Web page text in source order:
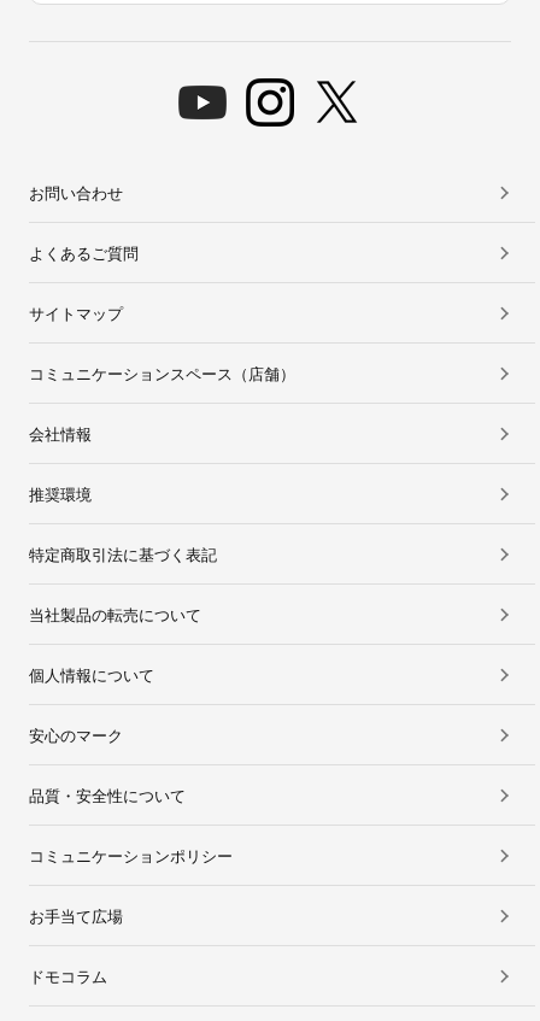
お問い合わせ
よくあるご質問
サイトマップ
コミュニケーションスペース（店舗）
会社情報
推奨環境
特定商取引法に基づく表記
当社製品の転売について
個人情報について
安心のマーク
品質・安全性について
コミュニケーションポリシー
お手当て広場
ドモコラム